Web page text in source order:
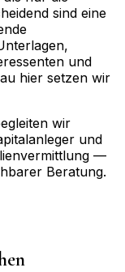
sind eine
und
hier setzen wir
wir
und
—
Beratung.